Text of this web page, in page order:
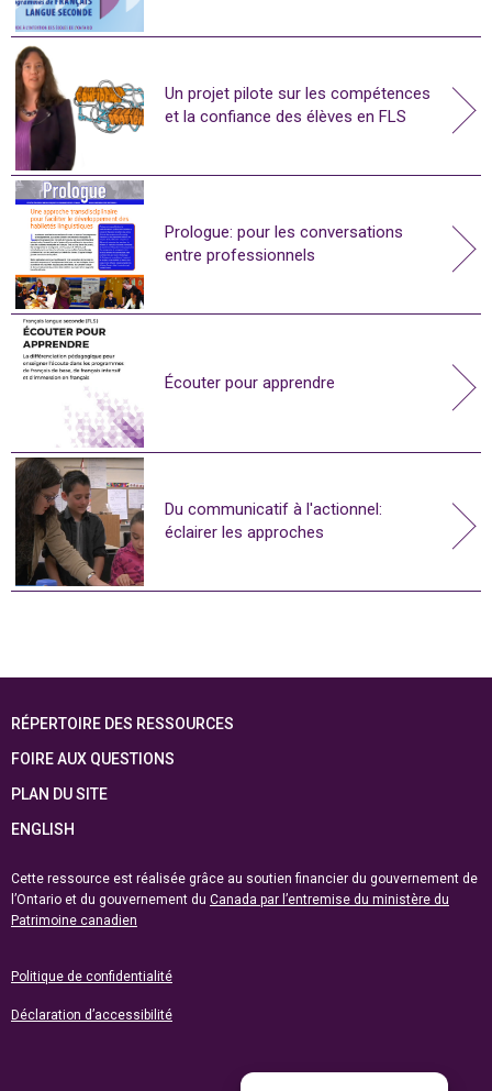
Un projet pilote sur les compétences
et la confiance des élèves en FLS
Prologue: pour les conversations
entre professionnels
Écouter pour apprendre
Du communicatif à l'actionnel:
éclairer les approches
RÉPERTOIRE DES RESSOURCES
FOIRE AUX QUESTIONS
PLAN DU SITE
ENGLISH
Cette ressource est réalisée grâce au soutien financier du gouvernement de
l’Ontario et du gouvernement du Canada par l’entremise du ministère du
Patrimoine canadien
Politique de confidentialité
Déclaration d’accessibilité